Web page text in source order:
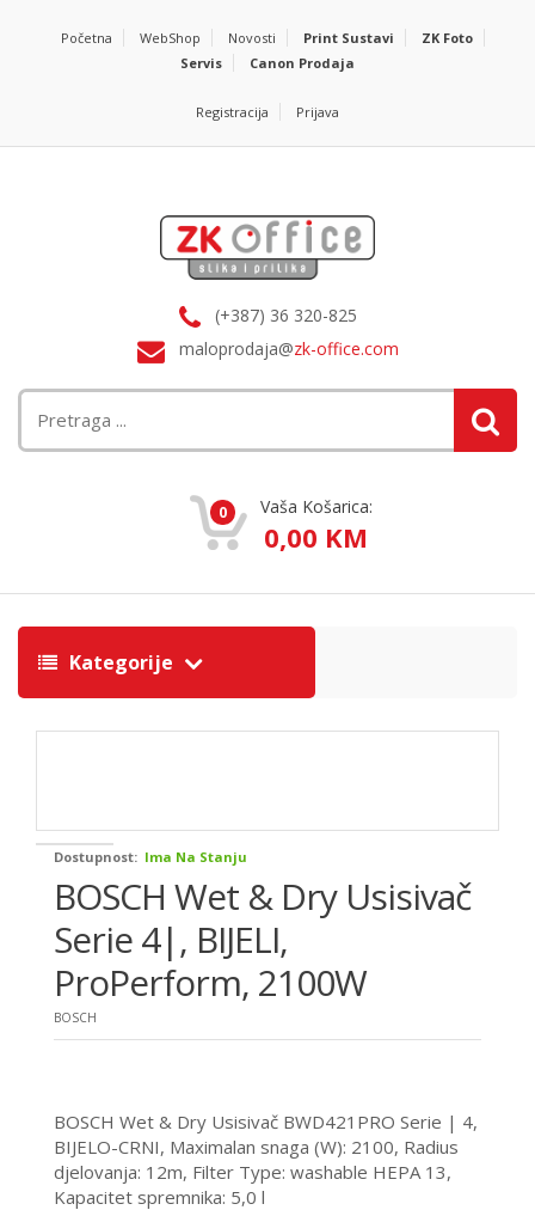
Početna WebShop Novosti Print Sustavi
ZK Foto
Servis
Canon Prodaja
Registracija Prijava
(+387) 36 320-825
maloprodaja@zk-office.com
0 Vaša Košarica:
0,00 KM
Kategorije
Dostupnost: Ima Na Stanju
BOSCH Wet & Dry Usisivač
Serie 4|, BIJELI,
ProPerform, 2100W
BOSCH
BOSCH Wet & Dry Usisivač BWD421PRO Serie | 4,
BIJELO-CRNI, Maximalan snaga (W): 2100, Radius
djelovanja: 12m, Filter Type: washable HEPA 13,
Kapacitet spremnika: 5,0 l